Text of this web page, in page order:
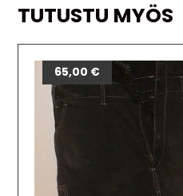
TUTUSTU MYÖS
65,00 €